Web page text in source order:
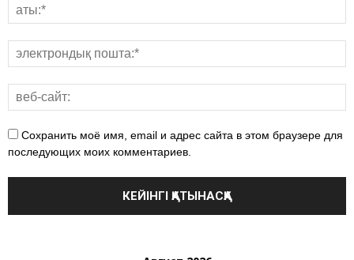
Сохранить моё имя, email и адрес сайта в этом браузере для
последующих моих комментариев.